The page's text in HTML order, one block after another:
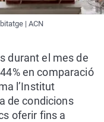
| ACN
durant el mes de
en comparació
l’Institut
de condicions
oferir fins a